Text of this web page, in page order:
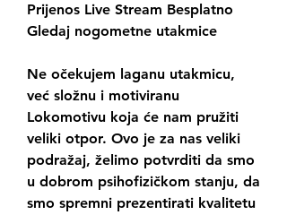
Prijenos Live Stream Besplatno
Gledaj nogometne utakmice
Ne očekujem laganu utakmicu,
već složnu i motiviranu
Lokomotivu koja će nam pružiti
veliki otpor. Ovo je za nas veliki
podražaj, želimo potvrditi da smo
u dobrom psihofizičkom stanju, da
smo spremni prezentirati kvalitetu